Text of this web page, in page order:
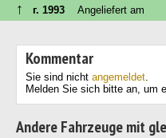
↑ г. 1993 Angeliefert am
Kommentar
Sie sind nicht angemeldet.
Melden Sie sich bitte an, um
Andere Fahrzeuge mit